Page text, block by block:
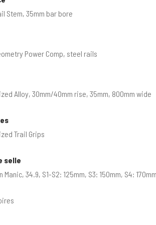
Stem, 35mm bar bore
Power Comp, steel rails
Alloy, 30mm/40mm rise, 35mm, 800mm wide
Trail Grips
selle
Manic, 34.9, S1-S2: 125mm, S3: 150mm, S4: